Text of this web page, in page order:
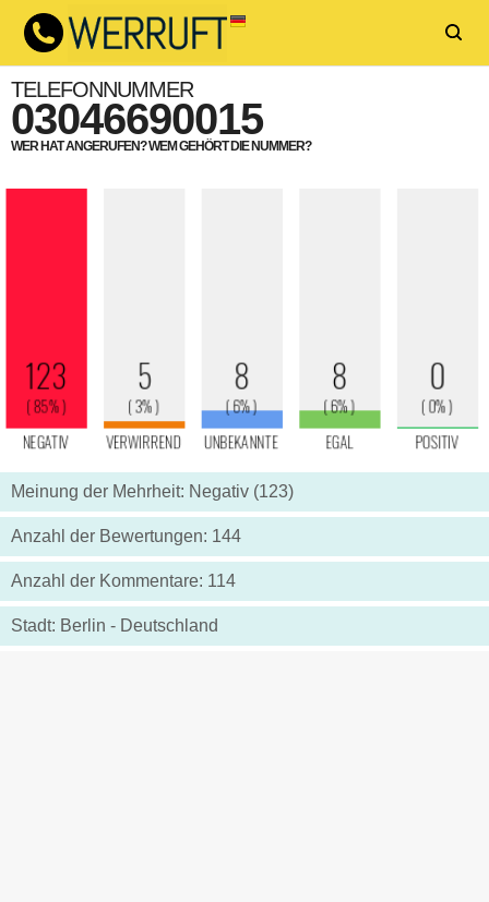
TELEFONNUMMER
03046690015
WER HAT ANGERUFEN? WEM GEHÖRT DIE NUMMER?
Meinung der Mehrheit: Negativ (123)
Anzahl der Bewertungen: 144
Anzahl der Kommentare: 114
Stadt: Berlin - Deutschland